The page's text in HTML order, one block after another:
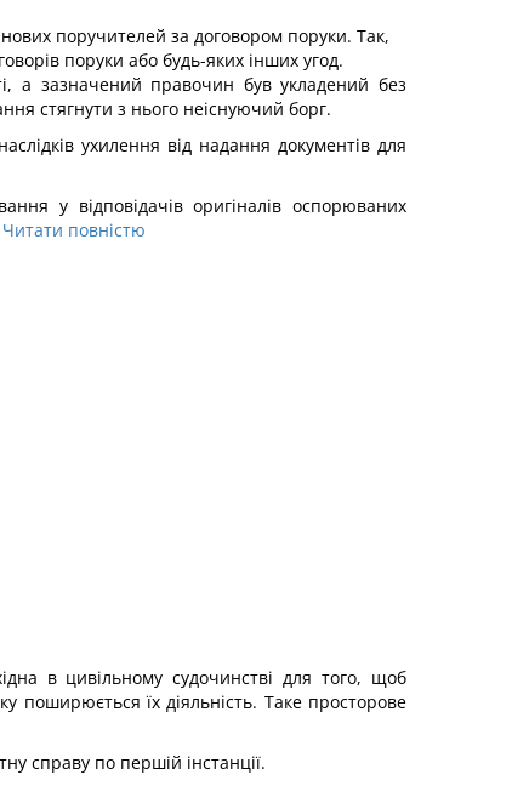
поручителей за договором поруки. Так,
поруки або будь-яких інших угод.
а зазначений правочин був укладений без
стягнути з нього неіснуючий борг.
ухилення від надання документів для
у відповідачів оригіналів оспорюваних
Читати повністю
в цивільному судочинстві для того, щоб
поширюється їх діяльність. Таке просторове
справу по першій інстанції.